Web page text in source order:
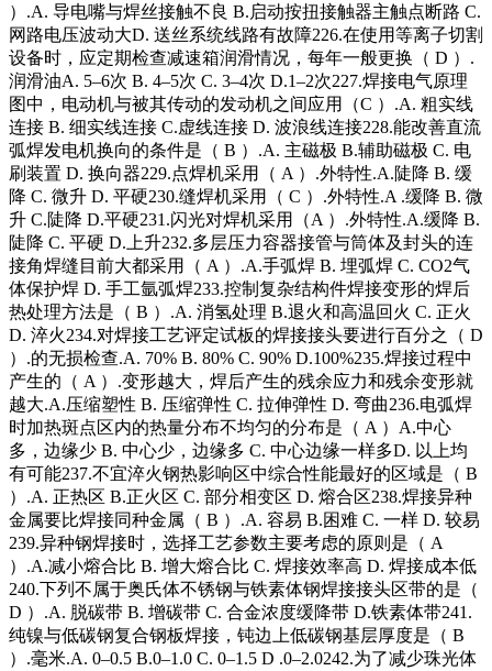
）.A. 导电嘴与焊丝接触不良 B.启动按扭接触器主触点断路 C.
网路电压波动大D. 送丝系统线路有故障226.在使用等离子切割
设备时，应定期检查减速箱润滑情况，每年一般更换（ D ）.
润滑油A. 5–6次 B. 4–5次 C. 3–4次 D.1–2次227.焊接电气原理
图中，电动机与被其传动的发动机之间应用（C ）.A. 粗实线
连接 B. 细实线连接 C.虚线连接 D. 波浪线连接228.能改善直流
弧焊发电机换向的条件是（ B ）.A. 主磁极 B.辅助磁极 C. 电
刷装置 D. 换向器229.点焊机采用（ A ）.外特性.A.陡降 B. 缓
降 C. 微升 D. 平硬230.缝焊机采用（ C ）.外特性.A .缓降 B. 微
升 C.陡降 D.平硬231.闪光对焊机采用（A ）.外特性.A.缓降 B.
陡降 C. 平硬 D.上升232.多层压力容器接管与筒体及封头的连
接角焊缝目前大都采用（ A ）.A.手弧焊 B. 埋弧焊 C. CO2气
体保护焊 D. 手工氩弧焊233.控制复杂结构件焊接变形的焊后
热处理方法是（ B ）.A. 消氢处理 B.退火和高温回火 C. 正火
D. 淬火234.对焊接工艺评定试板的焊接接头要进行百分之（ D
）.的无损检查.A. 70% B. 80% C. 90% D.100%235.焊接过程中
产生的（ A ）.变形越大，焊后产生的残余应力和残余变形就
越大.A.压缩塑性 B. 压缩弹性 C. 拉伸弹性 D. 弯曲236.电弧焊
时加热斑点区内的热量分布不均匀的分布是（ A ）A.中心
多，边缘少 B. 中心少，边缘多 C. 中心边缘一样多D. 以上均
有可能237.不宜淬火钢热影响区中综合性能最好的区域是（ B
）.A. 正热区 B.正火区 C. 部分相变区 D. 熔合区238.焊接异种
金属要比焊接同种金属（ B ）.A. 容易 B.困难 C. 一样 D. 较易
239.异种钢焊接时，选择工艺参数主要考虑的原则是（ A
）.A.减小熔合比 B. 增大熔合比 C. 焊接效率高 D. 焊接成本低
240.下列不属于奥氏体不锈钢与铁素体钢焊接接头区带的是（
D ）.A. 脱碳带 B. 增碳带 C. 合金浓度缓降带 D.铁素体带241.
纯镍与低碳钢复合钢板焊接，钝边上低碳钢基层厚度是（ B
）.毫米.A. 0–0.5 B.0–1.0 C. 0–1.5 D .0–2.0242.为了减少珠光体